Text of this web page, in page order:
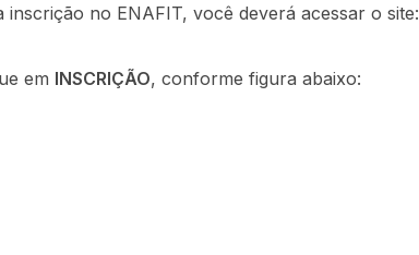
inscrição no ENAFIT, você deverá acessar o site:
em INSCRIÇÃO, conforme figura abaixo: